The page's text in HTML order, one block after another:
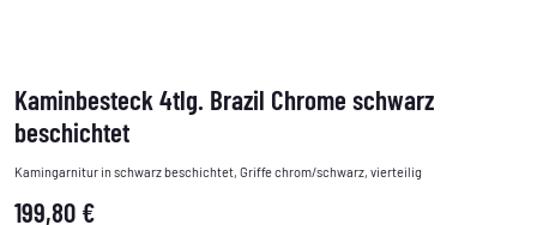
Kaminbesteck 4tlg. Brazil Chrome schwarz
beschichtet
Kamingarnitur in schwarz beschichtet, Griffe chrom/schwarz, vierteilig
199,80 €